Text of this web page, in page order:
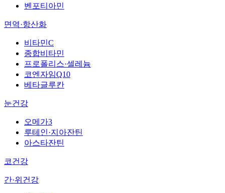
벤포티아민
면역·항산화
비타민C
종합비타민
프로폴리스·셀레늄
코엔자임Q10
베타글루칸
눈건강
오메가3
루테인·지아잔틴
아스타잔틴
코건강
간·위건강